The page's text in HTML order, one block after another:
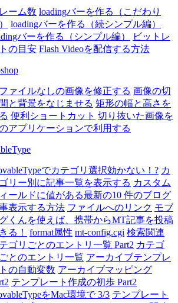
ーム数 loadingバーを作る（こだわり
loadingバーを作る（続シンプル編）
バーを作る（シンプル編）
ビットレ
の目安 Flash Videoを配信する方法
ァイルなしの画像を修正する 画像の切
と背景をなじませる 矩形の幅と高さを
便利ショートカット 切り抜いた画像を
アプリケーションで利用する
でカテゴリ選択効かない！? カ
リー別に記事一覧を表示する カスタム
ールドに値がある最新の10 件のブログ
表示する方法 ファイルへのリンク モブ
くんを使えば、携帯からMT記事を投稿
る！
format属性 mt-config.cgi 検索関連
ゴリごとのエントリ一覧 Part2 カテゴ
とのエントリ一覧 アーカイブテンプレ
の自動変数 アーカイブマッピング
テンプレート作成の初歩 Part2
をMac環境で 3/3 テンプレート